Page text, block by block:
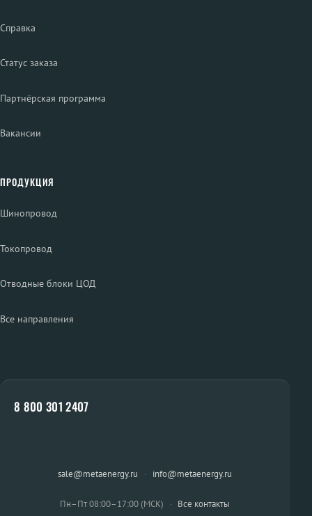
Справка
Статус заказа
Партнёрская программа
Вакансии
ПРОДУКЦИЯ
Шинопровод
Токопровод
Отводные блоки ЦОД
Все направления
8 800 301 2407
sale@metaenergy.ru · info@metaenergy.ru
Пн–Пт 08:00–17:00 (МСК) · Все контакты